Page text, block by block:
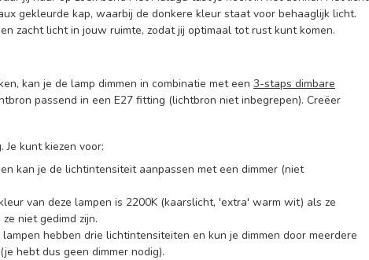
gekleurde kap, waarbij de donkere kleur staat voor behaaglijk licht.
zacht licht in jouw ruimte, zodat jij optimaal tot rust kunt komen.
kan je de lamp dimmen in combinatie met een 3-staps dimbare
passend in een E27 fitting (lichtbron niet inbegrepen). Creëer
Je kunt kiezen voor:
kan je de lichtintensiteit aanpassen met een dimmer (niet
van deze lampen is 2200K (kaarslicht, 'extra' warm wit) als ze
niet gedimd zijn.
lampen hebben drie lichtintensiteiten en kun je dimmen door meerdere
hebt dus geen dimmer nodig).